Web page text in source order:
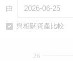
由
與相關資產比較
26
認股證/牛熊證日誌
牛熊證到期結算價查
中資ETFs溢價比較